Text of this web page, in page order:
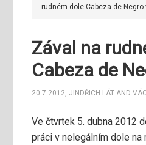
rudném dole Cabeza de Negro
Zával na
Cabeza de
20.7.2012,JINDŘICH LÁT AND
Ve čtvrtek 5. dubna 2012
práci v nelegálním dole na